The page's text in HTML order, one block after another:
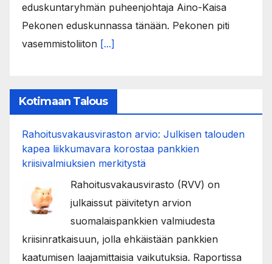
eduskuntaryhmän puheenjohtaja Aino-Kaisa
Pekonen eduskunnassa tänään. Pekonen piti
vasemmistoliiton [...]
Kotimaan Talous
Rahoitusvakausviraston arvio: Julkisen talouden
kapea liikkumavara korostaa pankkien
kriisivalmiuksien merkitystä
Rahoitusvakausvirasto (RVV) on
julkaissut päivitetyn arvion
suomalaispankkien valmiudesta
kriisinratkaisuun, jolla ehkäistään pankkien
kaatumisen laajamittaisia vaikutuksia. Raportissa